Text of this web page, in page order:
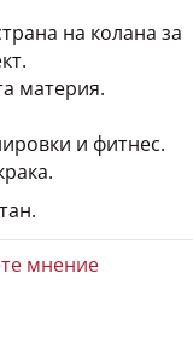
на колана за
материя.
и фитнес.
мнение